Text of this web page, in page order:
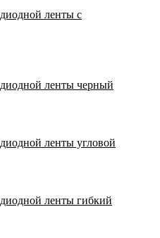
ленты с
ленты черный
ленты угловой
ленты гибкий